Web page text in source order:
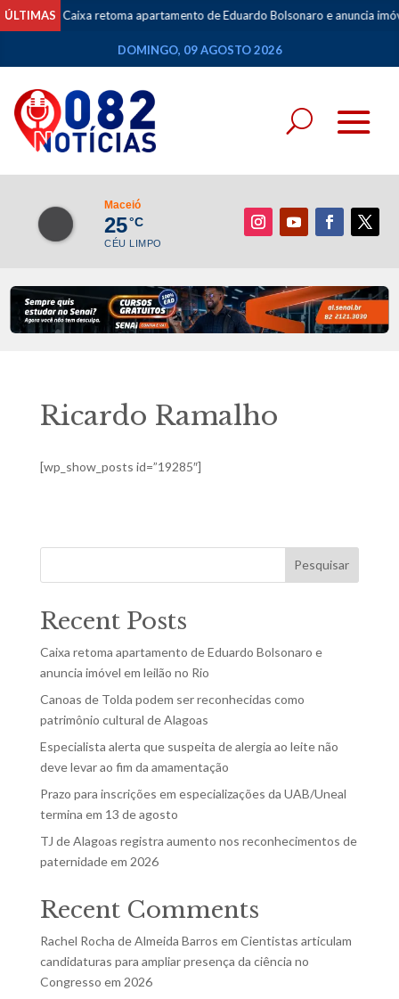
ÚLTIMASCaixa retoma apartamento de Eduardo Bolsonaro e anuncia
DOMINGO, 09 AGOSTO 2026
Maceió
25°C
CÉU LIMPO
Ricardo Ramalho
[wp_show_posts id=”19285″]
Pesquisar
Recent Posts
Caixa retoma apartamento de Eduardo Bolsonaro e
anuncia imóvel em leilão no Rio
Canoas de Tolda podem ser reconhecidas como
patrimônio cultural de Alagoas
Especialista alerta que suspeita de alergia ao leite não
deve levar ao fim da amamentação
Prazo para inscrições em especializações da UAB/Uneal
termina em 13 de agosto
TJ de Alagoas registra aumento nos reconhecimentos de
paternidade em 2026
Recent Comments
Rachel Rocha de Almeida Barros em Cientistas articulam
candidaturas para ampliar presença da ciência no
Congresso em 2026